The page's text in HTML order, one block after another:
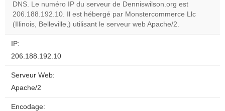
Do you
own this
website?
OK
DNS. Le numéro IP du serveur de Denniswilson.org est
206.188.192.10. Il est hébergé par Monstercommerce Llc
(Illinois, Belleville,) utilisant le serveur web Apache/2.
IP:
206.188.192.10
Serveur Web:
Apache/2
Encodage: